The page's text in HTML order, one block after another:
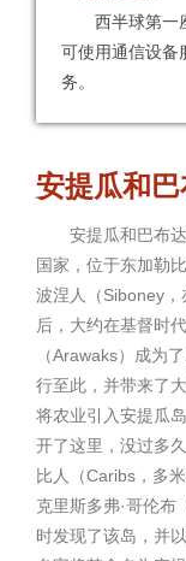
西半球第一座
可使用通信设备
务。
安提瓜和
安提瓜和巴布达
国家，位于东加勒
波涅人（Siboney，
后，大约在基督时
（Arawaks）成为
行至此，并带来了
将农业引入安提瓜
开了这里，没过多
比人（Caribs，多
克里斯多弗·哥伦
时发现了该岛，并